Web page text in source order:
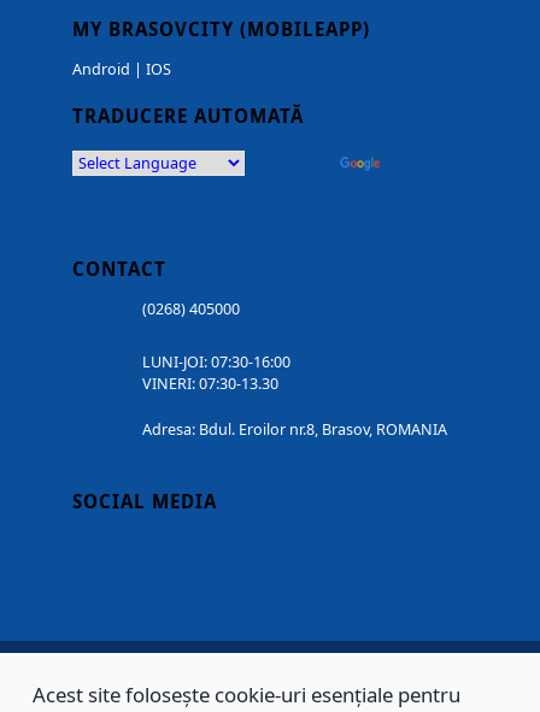
MY BRASOVCITY (MOBILEAPP)
Android | IOS
TRADUCERE AUTOMATĂ
CONTACT
(0268) 405000
LUNI-JOI: 07:30-16:00
VINERI: 07:30-13.30
Adresa: Bdul. Eroilor nr.8, Brasov, ROMANIA
SOCIAL MEDIA
Acest site folosește cookie-uri esențiale pentru